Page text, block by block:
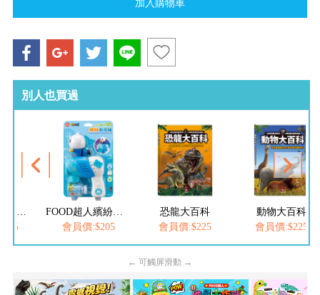
別人也買過
會員價:$205
恐龍大百科
會員價:$225
動物大百科
會員價:$225
← 可觸屏滑動 →